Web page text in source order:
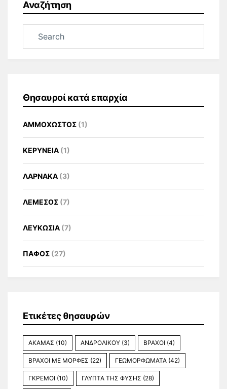
Αναζήτηση
Θησαυροί κατά επαρχία
ΑΜΜΟΧΩΣΤΟΣ (1)
ΚΕΡΥΝΕΙΑ (1)
ΛΑΡΝΑΚΑ (3)
ΛΕΜΕΣΟΣ (7)
ΛΕΥΚΩΣΙΑ (7)
ΠΑΦΟΣ (27)
Ετικέτες θησαυρών
ΑΚΑΜΑΣ (10) ΑΝΔΡΟΛΙΚΟΥ (3) ΒΡΑΧΟΙ (4)
ΒΡΑΧΟΙ ΜΕ ΜΟΡΦΕΣ (22) ΓΕΩΜΟΡΦΩΜΑΤΑ (42)
ΓΚΡΕΜΟΙ (10) ΓΛΥΠΤΑ ΤΗΣ ΦΥΣΗΣ (28)